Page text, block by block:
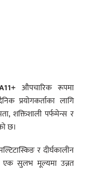
औपचारिक रूपमा
प्रयोगकर्ताका लागि
शक्तिशाली पर्फमेन्स र
छ।
र दीर्घकालीन
सुलभ मूल्यमा उन्नत